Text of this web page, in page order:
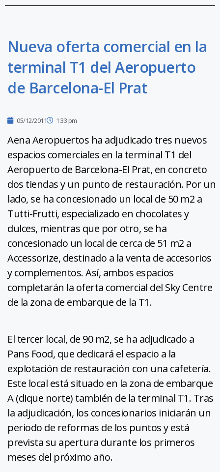
Nueva oferta comercial en la
terminal T1 del Aeropuerto
de Barcelona-El Prat
05/12/2011 1:33 pm
Aena Aeropuertos ha adjudicado tres nuevos
espacios comerciales en la terminal T1 del
Aeropuerto de Barcelona-El Prat, en concreto
dos tiendas y un punto de restauración. Por un
lado, se ha concesionado un local de 50 m2 a
Tutti-Frutti, especializado en chocolates y
dulces, mientras que por otro, se ha
concesionado un local de cerca de 51 m2 a
Accessorize, destinado a la venta de accesorios
y complementos. Así, ambos espacios
completarán la oferta comercial del Sky Centre
de la zona de embarque de la T1.
El tercer local, de 90 m2, se ha adjudicado a
Pans Food, que dedicará el espacio a la
explotación de restauración con una cafetería.
Este local está situado en la zona de embarque
A (dique norte) también de la terminal T1. Tras
la adjudicación, los concesionarios iniciarán un
periodo de reformas de los puntos y está
prevista su apertura durante los primeros
meses del próximo año.